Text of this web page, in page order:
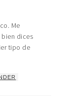
Me
dices
tipo de